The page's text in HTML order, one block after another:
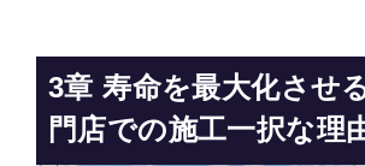
3章寿命を最大化させ
門店での施工一択な理